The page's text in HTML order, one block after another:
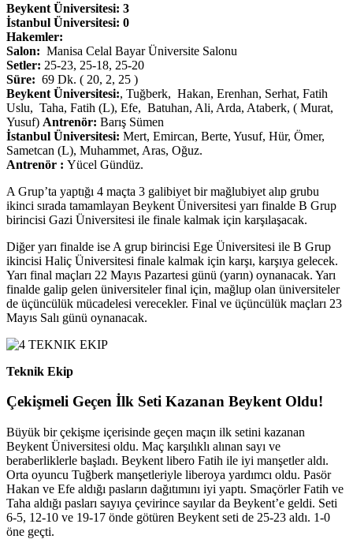
Beykent Üniversitesi: 3
İstanbul Üniversitesi: 0
Hakemler:
Salon: Manisa Celal Bayar Üniversite Salonu
Setler: 25-23, 25-18, 25-20
Süre: 69 Dk. ( 20, 2, 25 )
Beykent Üniversitesi:, Tuğberk, Hakan, Erenhan, Serhat, Fatih
Uslu, Taha, Fatih (L), Efe, Batuhan, Ali, Arda, Ataberk, ( Murat,
Yusuf) Antrenör: Barış Sümen
İstanbul Üniversitesi: Mert, Emircan, Berte, Yusuf, Hür, Ömer,
Sametcan (L), Muhammet, Aras, Oğuz.
Antrenör : Yücel Gündüz.
A Grup’ta yaptığı 4 maçta 3 galibiyet bir mağlubiyet alıp grubu
ikinci sırada tamamlayan Beykent Üniversitesi yarı finalde B Grup
birincisi Gazi Üniversitesi ile finale kalmak için karşılaşacak.
Diğer yarı finalde ise A grup birincisi Ege Üniversitesi ile B Grup
ikincisi Haliç Üniversitesi finale kalmak için karşı, karşıya gelecek.
Yarı final maçları 22 Mayıs Pazartesi günü (yarın) oynanacak. Yarı
finalde galip gelen üniversiteler final için, mağlup olan üniversiteler
de üçüncülük mücadelesi verecekler. Final ve üçüncülük maçları 23
Mayıs Salı günü oynanacak.
Teknik Ekip
Çekişmeli Geçen İlk Seti Kazanan Beykent Oldu!
Büyük bir çekişme içerisinde geçen maçın ilk setini kazanan
Beykent Üniversitesi oldu. Maç karşılıklı alınan sayı ve
beraberliklerle başladı. Beykent libero Fatih ile iyi manşetler aldı.
Orta oyuncu Tuğberk manşetleriyle liberoya yardımcı oldu. Pasör
Hakan ve Efe aldığı pasların dağıtımını iyi yaptı. Smaçörler Fatih ve
Taha aldığı pasları sayıya çevirince sayılar da Beykent’e geldi. Seti
6-5, 12-10 ve 19-17 önde götüren Beykent seti de 25-23 aldı. 1-0
öne geçti.